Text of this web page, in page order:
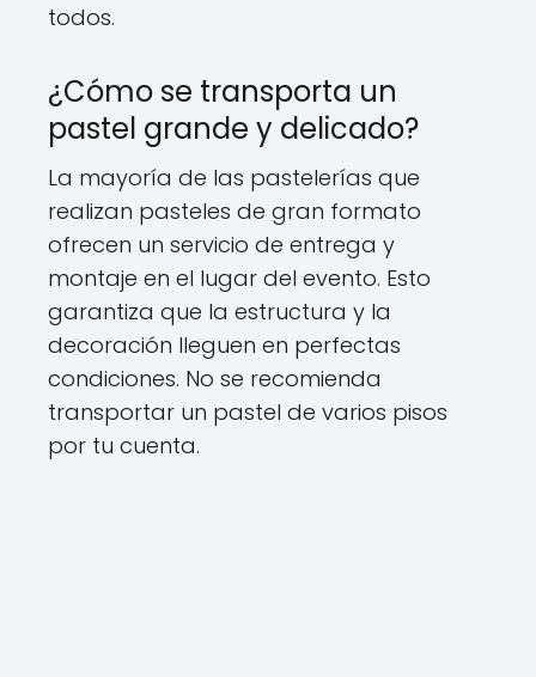
todos.
¿Cómo se transporta un
pastel grande y delicado?
La mayoría de las pastelerías que
realizan pasteles de gran formato
ofrecen un servicio de entrega y
montaje en el lugar del evento. Esto
garantiza que la estructura y la
decoración lleguen en perfectas
condiciones. No se recomienda
transportar un pastel de varios pisos
por tu cuenta.